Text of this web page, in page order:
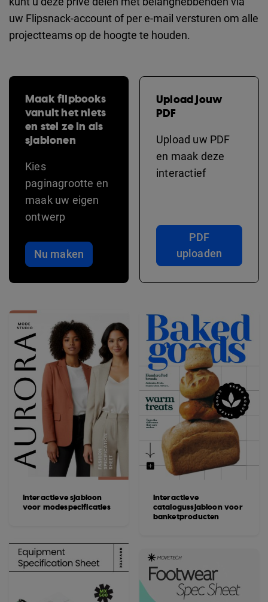
uw Flipsnack-account of per e-mail versturen om alle
projectteams op de hoogte te houden.
Maak flipbooks
vanuit het niets
en stel ze in als
sjablonen
Kies
paginagrootte en
maak uw eigen
ontwerp
Nu maken
Upload jouw
PDF
Upload uw PDF
en maak deze
interactief
PDF
uploaden
Interactieve sjabloon
voor modespecificaties
Interactieve
catalogussjabloon voor
banketproducten